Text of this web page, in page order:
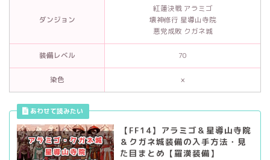
ダンジョン
紅蓮決戦 アラミゴ
壊神修行 星導山寺院
悪党成敗 クガネ城
装備レベル 70
染色 ×
【FF14】アラミゴ＆星導山寺院
＆クガネ城装備の入手方法・見
た目まとめ【羅漢装備】